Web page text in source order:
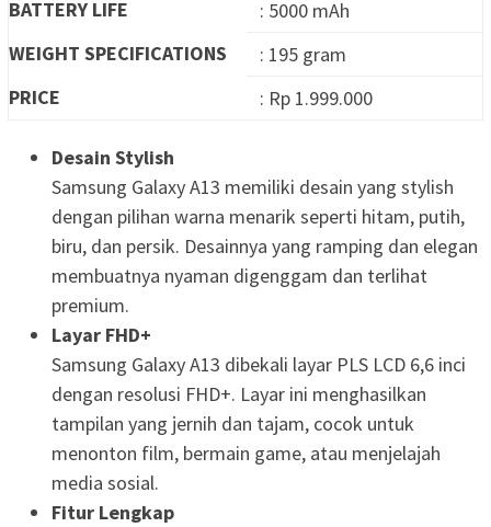
BATTERY LIFE
: 5000 mAh
WEIGHT SPECIFICATIONS
: 195 gram
PRICE
: Rp 1.999.000
Desain Stylish
Samsung Galaxy A13 memiliki desain yang stylish
dengan pilihan warna menarik seperti hitam, putih,
biru, dan persik. Desainnya yang ramping dan elegan
membuatnya nyaman digenggam dan terlihat
premium.
Layar FHD+
Samsung Galaxy A13 dibekali layar PLS LCD 6,6 inci
dengan resolusi FHD+. Layar ini menghasilkan
tampilan yang jernih dan tajam, cocok untuk
menonton film, bermain game, atau menjelajah
media sosial.
Fitur Lengkap